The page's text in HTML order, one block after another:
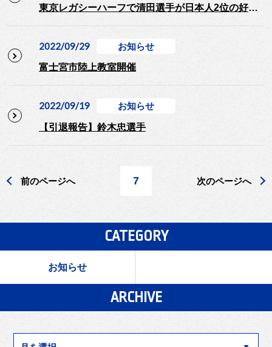
東京レガシーハーフで清田選手が日本人2位の好発進！
2022/09/29 お知らせ
富士宮市陸上教室開催
2022/09/19 お知らせ
【引退報告】鈴木忠選手
前のページへ 7 次のページへ
CATEGORY
お知らせ
ARCHIVE